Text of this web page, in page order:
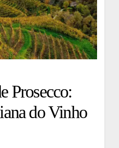
Prosecco:
do Vinho